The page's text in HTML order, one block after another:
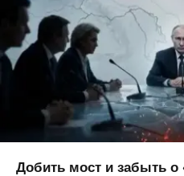
Добить мост и забыть о